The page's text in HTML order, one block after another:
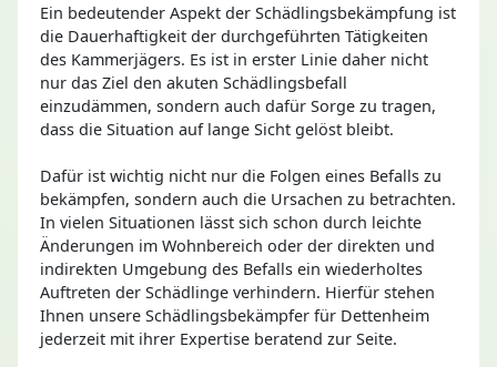
Ein bedeutender Aspekt der Schädlingsbekämpfung ist
die Dauerhaftigkeit der durchgeführten Tätigkeiten
des Kammerjägers. Es ist in erster Linie daher nicht
nur das Ziel den akuten Schädlingsbefall
einzudämmen, sondern auch dafür Sorge zu tragen,
dass die Situation auf lange Sicht gelöst bleibt.
Dafür ist wichtig nicht nur die Folgen eines Befalls zu
bekämpfen, sondern auch die Ursachen zu betrachten.
In vielen Situationen lässt sich schon durch leichte
Änderungen im Wohnbereich oder der direkten und
indirekten Umgebung des Befalls ein wiederholtes
Auftreten der Schädlinge verhindern. Hierfür stehen
Ihnen unsere Schädlingsbekämpfer für Dettenheim
jederzeit mit ihrer Expertise beratend zur Seite.